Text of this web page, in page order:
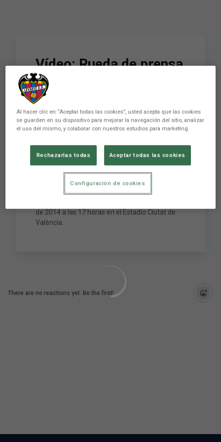
Vídeo: Rueda de prensa
de Joaquín Caparrós
previa al encuentro
ante el Atlético de
Madrid
Rueda de prensa de Joaquín Caparrós previa al
encuentro ante el Atlético de Madrid
correspondiente a la jornada 36ª de la Liga
de 2014 a las 17 horas en el Estadio Ciutat de
València.
There are no reactions yet. Be the first!
Al hacer clic en “Aceptar todas las cookies”, usted acepta que las cookies
se guarden en su dispositivo para mejorar la navegación del sitio, analizar
el uso del mismo, y colaborar con nuestros estudios para marketing.
Rechazarlas todas Aceptar todas las cookies
Configuración de cookies